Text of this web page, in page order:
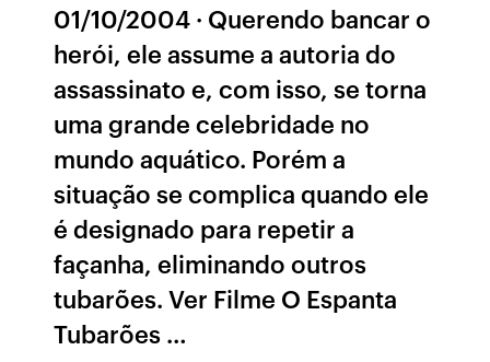
01/10/2004 · Querendo bancar o
herói, ele assume a autoria do
assassinato e, com isso, se torna
uma grande celebridade no
mundo aquático. Porém a
situação se complica quando ele
é designado para repetir a
façanha, eliminando outros
tubarões. Ver Filme O Espanta
Tubarões …